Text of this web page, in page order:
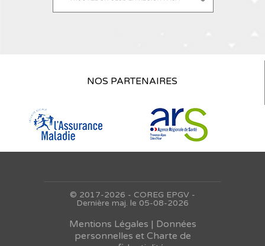
NOS PARTENAIRES
© 2017-2026 - COREG EPGV -
Dernière maj. le 05-08-2026
Mentions Légales | Données
personnelles et Charte de